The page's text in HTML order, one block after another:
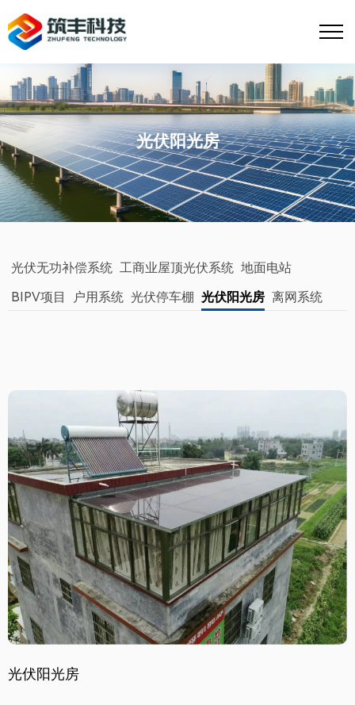
光伏阳光房
光伏无功补偿系统 工商业屋顶光伏系统 地面电站
BIPV项目
户用系统 光伏停车棚 光伏阳光房 离网系统
光伏阳光房